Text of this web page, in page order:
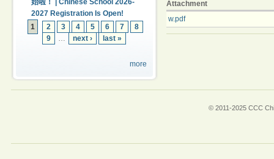
始啦！ | Chinese School 2026-
2027 Registration Is Open!
1
2 3 4 5 6 7
8
9
… next › last »
more
Attachment
w.pdf
© 2011-2025 CCC